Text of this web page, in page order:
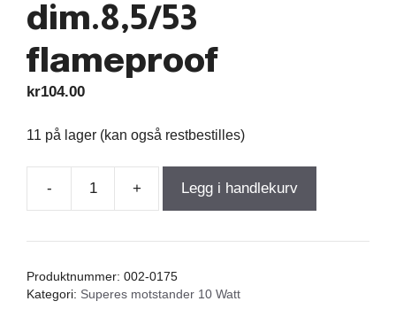
dim.8,5/53
flameproof
kr104.00
11 på lager (kan også restbestilles)
-
Superes
10W
L
+ Legg i handlekurv
Produktnummer: 002-0175
Kategori: Superes motstander 10 Watt